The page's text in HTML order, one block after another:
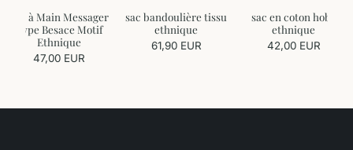
Sac à Main Messager
Type Besace Motif
Ethnique
47,00 EUR
sac bandoulière tissu
ethnique
61,90 EUR
sac en coton hobo
ethnique
42,00 EUR